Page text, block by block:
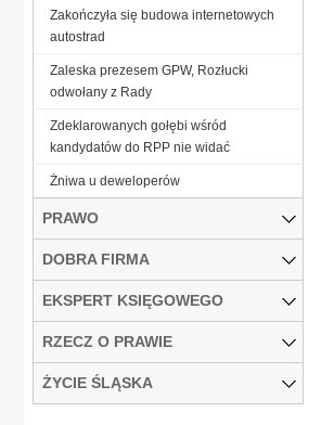
Zakończyła się budowa internetowych
autostrad
Zaleska prezesem GPW, Rozłucki
odwołany z Rady
Zdeklarowanych gołębi wśród
kandydatów do RPP nie widać
Żniwa u deweloperów
PRAWO
DOBRA FIRMA
EKSPERT KSIĘGOWEGO
RZECZ O PRAWIE
ŻYCIE ŚLĄSKA